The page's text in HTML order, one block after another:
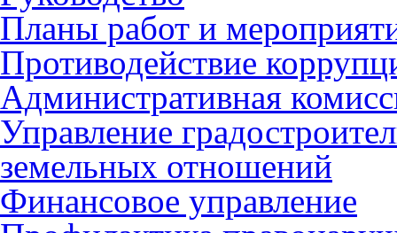
Планы работ и
Противодействие
Административная
Управление
земельных отношений
Финансовое управление